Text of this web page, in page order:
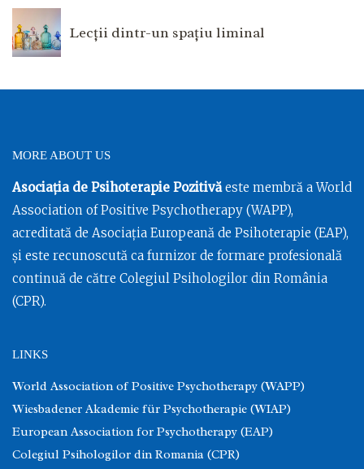
Lecții dintr-un spațiu liminal
MORE ABOUT US
Asociația de Psihoterapie Pozitivăeste membră a World
Association of Positive Psychotherapy (WAPP),
acreditată de Asociația Europeană de Psihoterapie (EAP),
și este recunoscută ca furnizor de formare profesională
continuă de către Colegiul Psihologilor din România
(CPR).
LINKS
World Association of Positive Psychotherapy (WAPP)
Wiesbadener Akademie für Psychotherapie (WIAP)
European Association for Psychotherapy (EAP)
Colegiul Psihologilor din Romania (CPR)